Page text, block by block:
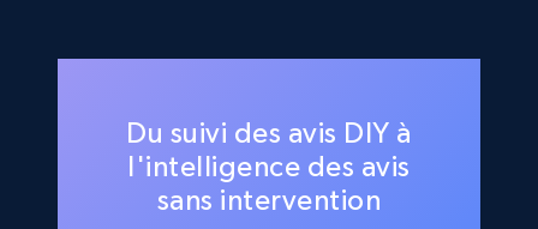
Du suivi des avis DIY à
l'intelligence des avis
sans intervention